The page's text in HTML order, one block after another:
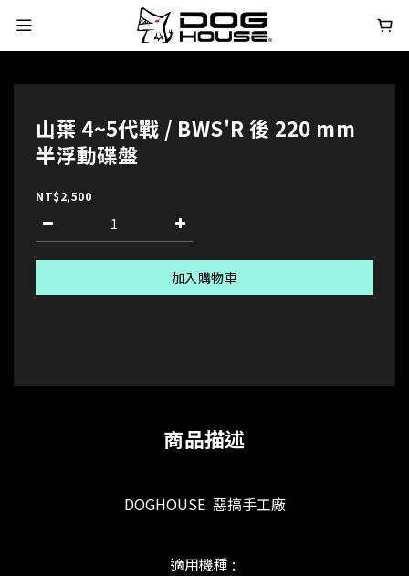
山葉 4~5代戰 / BWS'R 後 220 mm
半浮動碟盤
NT$2,500
加入購物車
商品描述
DOGHOUSE 惡搞手工廠
適用機種 :